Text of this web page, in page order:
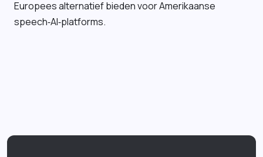
Europees alternatief bieden voor Amerikaanse
speech‑AI‑platforms.